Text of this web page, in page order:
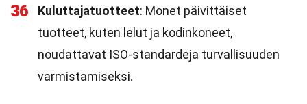
36 Kuluttajatuotteet: Monet päivittäiset
tuotteet, kuten lelut ja kodinkoneet,
noudattavat ISO-standardeja turvallisuuden
varmistamiseksi.